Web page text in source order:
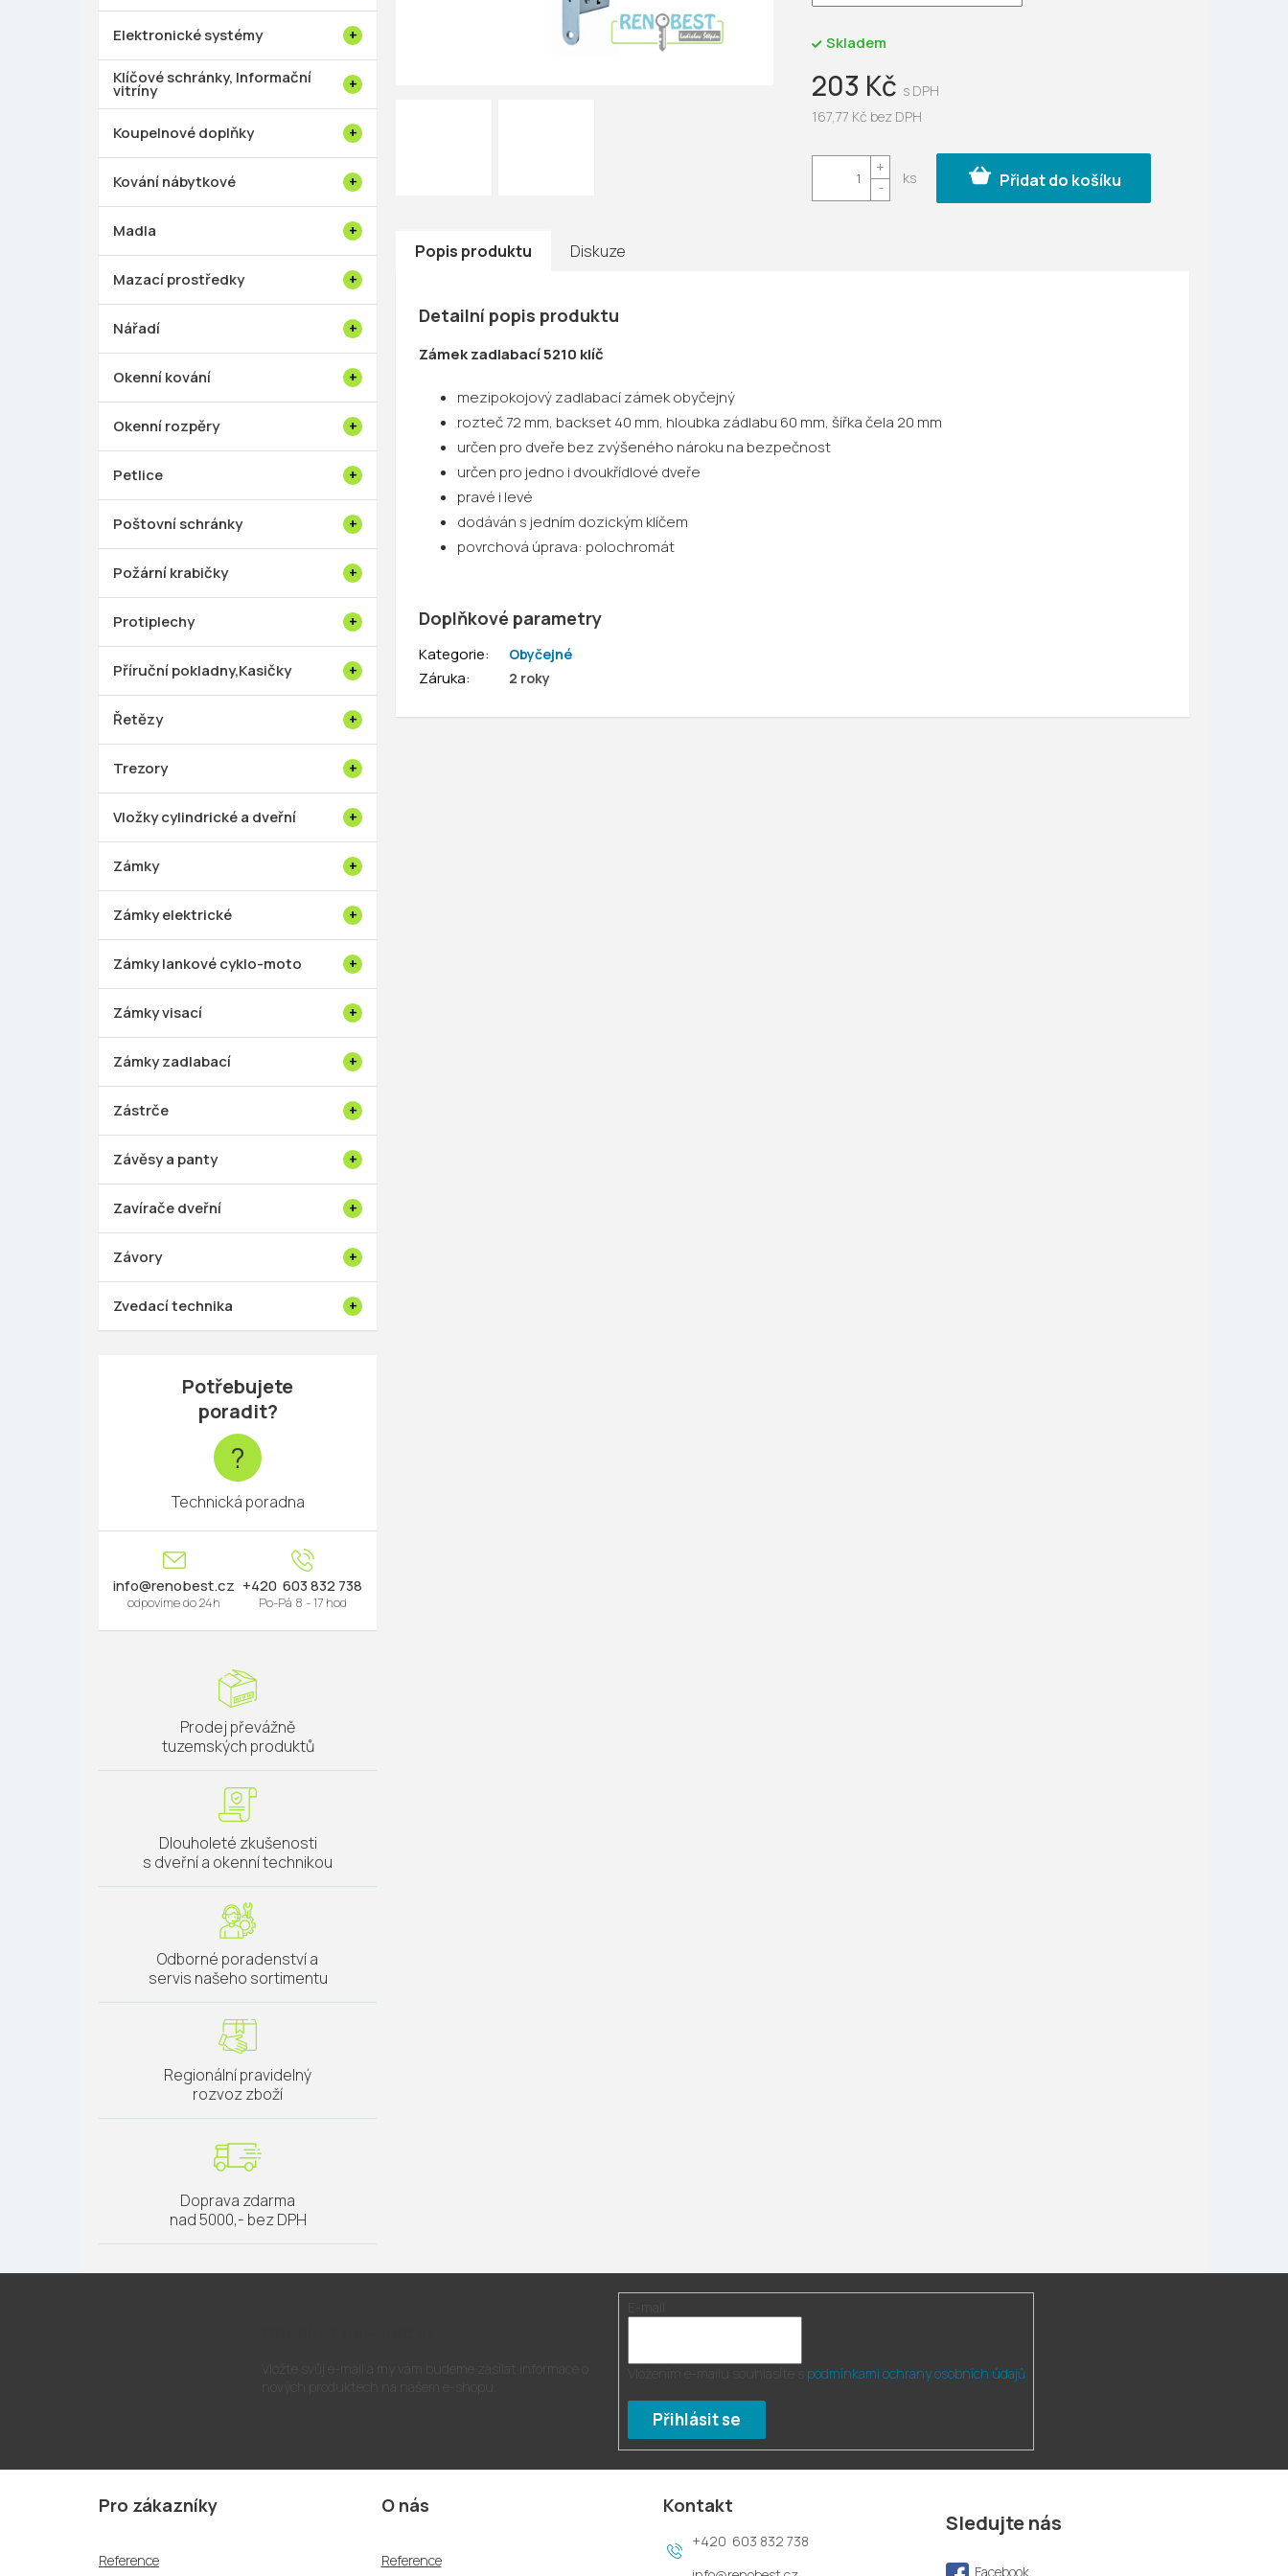
n
l
Elektronické systémy
Klíčové schránky, Informační
vitríny
Koupelnové doplňky
Kování nábytkové
Madla
Mazací prostředky
Nářadí
Okenní kování
Okenní rozpěry
Petlice
Poštovní schránky
Požární krabičky
Protiplechy
Příruční pokladny,Kasičky
Řetězy
Trezory
Vložky cylindrické a dveřní
Zámky
Zámky elektrické
Zámky lankové cyklo-moto
Zámky visací
Zámky zadlabací
Zástrče
Závěsy a panty
Zavírače dveřní
Závory
Zvedací technika
Potřebujete
poradit?
?
Technická poradna
info@renobest.cz 603 832 738
Prodej převážně
tuzemských produktů
Dlouholeté zkušenosti
s dveřní a okenní technikou
Odborné poradenství a
servis našeho sortimentu
Regionální pravidelný
rozvoz zboží
Doprava zdarma
nad 5000,- bez DPH
203 Kč
167,77 Kč bez DPH
cena:
Skladem
Přidat do košíku
Popis produktu Diskuze
Detailní popis produktu
Zámek zadlabací 5210 klíč
mezipokojový zadlabací zámek obyčejný
rozteč 72 mm, backset 40 mm, hloubka zádlabu 60 mm, šířka čela 20 mm
určen pro dveře bez zvýšeného nároku na bezpečnost
určen pro jedno i dvoukřídlové dveře
pravé i levé
dodáván s jedním dozickým klíčem
povrchová úprava: polochromát
Doplňkové parametry
Kategorie: Obyčejné
Záruka: 2 roky
podmínkami ochrany osobních údajů
Přihlásit se
Z
Pro zákazníky
Reference
O nás
Reference
Kontakt
603 832 738
Sledujte nás
Facebook